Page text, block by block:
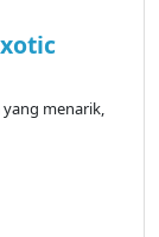
menarik,